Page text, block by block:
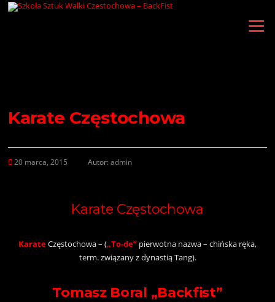
Przejdź
Menu
Karate Częstochowa
20 marca, 2015 Autor:admin
Karate Częstochowa
KarateCzęstochowa – („To-de” pierwotna nazwa – chińska ręka,
term. związany z dynastią Tang).
Tomasz Boral „Backfist”